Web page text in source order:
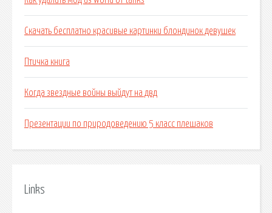
Скачать бесплатно красивые картинки блондинок девушек
Птичка книга
Когда звездные войны выйдут на двд
Презентации по природоведению 5 класс плешаков
Links